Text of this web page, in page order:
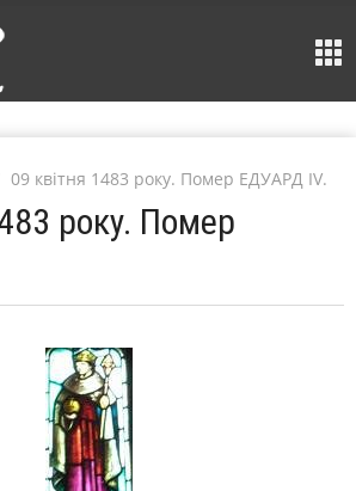
09 квітня 1483 року. Помер ЕДУАРД IV.
року. Помер